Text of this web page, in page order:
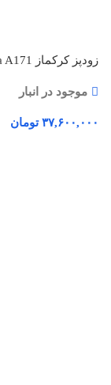
موجود در انبار
۳۷,۶۰۰,۰۰۰ تومان